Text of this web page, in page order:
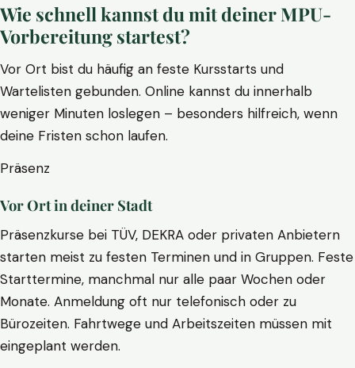
Wie schnell kannst du mit deiner MPU-
Vorbereitung startest?
Vor Ort bist du häufig an feste Kursstarts und
Wartelisten gebunden. Online kannst du innerhalb
weniger Minuten loslegen – besonders hilfreich, wenn
deine Fristen schon laufen.
Präsenz
Vor Ort in deiner Stadt
Präsenzkurse bei TÜV, DEKRA oder privaten Anbietern
starten meist zu festen Terminen und in Gruppen. Feste
Starttermine, manchmal nur alle paar Wochen oder
Monate. Anmeldung oft nur telefonisch oder zu
Bürozeiten. Fahrtwege und Arbeitszeiten müssen mit
eingeplant werden.